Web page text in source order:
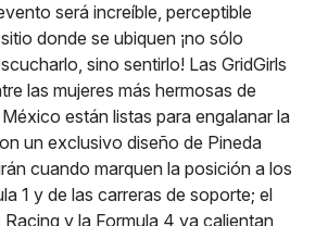
será increíble, perceptible
donde se ubiquen ¡no sólo
sino sentirlo! Las GridGirls
las mujeres más hermosas de
están listas para engalanar la
un exclusivo diseño de Pineda
cuando marquen la posición a los
1 y de las carreras de soporte; el
y la Formula 4 ya calientan